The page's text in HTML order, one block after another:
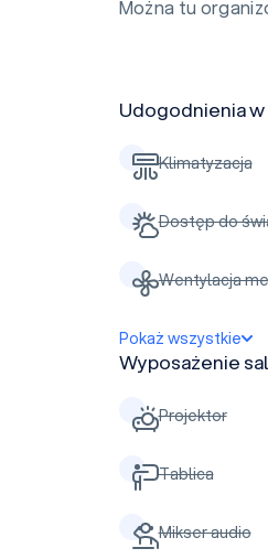
Można tu
Udogodnienia w
Klimatyzacja
Dostęp do
Wentylacja
Pokaż wszystkie
Wyposażenie
Projektor
Tablica
Mikser audio